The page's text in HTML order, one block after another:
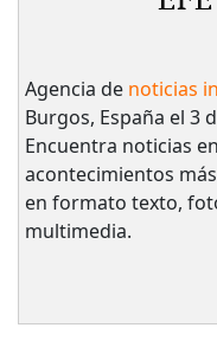
Agencia de noticias
Burgos, España el 3
Encuentra noticias
acontecimientos
en formato texto,
multimedia.